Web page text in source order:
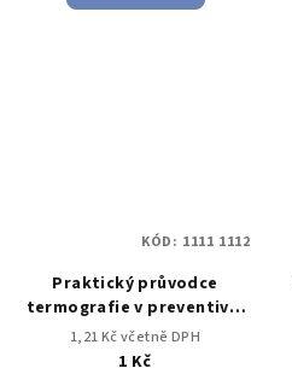
Praktický průvodce
termografie v preventivní
údržbě
1,21 Kč včetně DPH
1 Kč
KÓD: 1111 1112